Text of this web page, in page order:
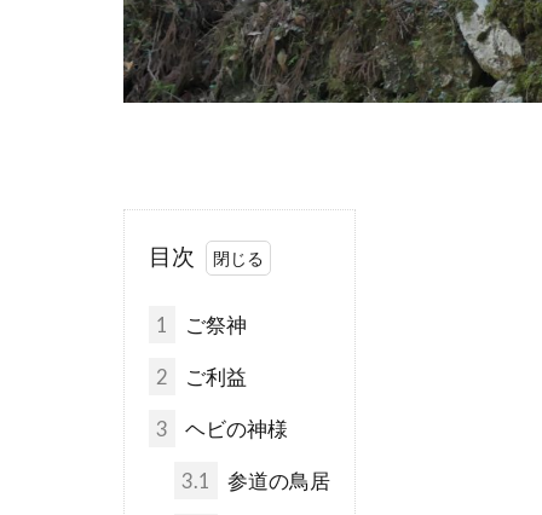
目次
1 ご祭神
2 ご利益
3 ヘビの神様
3.1 参道の鳥居